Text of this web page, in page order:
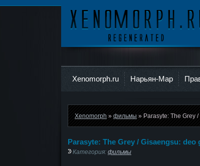
Xenomorph.ru Нарьян-Мар
Xenomorph » фильмы » Parasyte: The Grey
Parasyte: The Grey / Gisaengsu:
Категория: фильмы